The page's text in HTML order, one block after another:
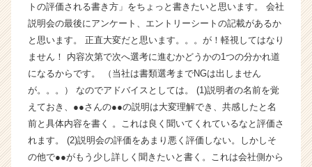
会
社
ア
イ
デ
ン
テ
ィ
ー
トの評価される書き方」をちょっと書きたいと思います。 会社
説明会の最後にアンケート、エントリーシートの記載があるか
と思います。 正直大変だと思います。。。が！軽視してはなり
ません！ 内容次第で次へ選考に進むかどうかの1つの分かれ道
になるからです。 （当社は書類選考までNGは出しません
が。。。） なのでアドバイスとしては。 (1)説明者の名前を覚
えておき、●●さんの●●の説明は大変理解でき、共感したと名
前と具体内容を書く 。これは良く聞いてくれているなと評価さ
れます。 (2)説明会の評価をあまり悪く評価しない。しかしそ
の他で●●がもう少し詳しく聞きたいと書く。これは会社側から